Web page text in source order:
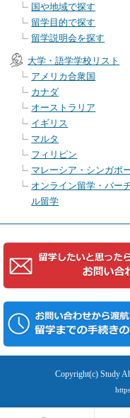
国や地域で探す
留学目的で探す
留学説明会を探す
大学・語学学校リスト
アメリカ合衆国
カナダ
オーストラリア
イギリス
マルタ
フィリピン
マレーシア・シンガポ
オンライン留学・バー
ル留学
Copyright(c) Study